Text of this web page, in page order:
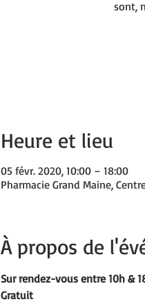
sont,
Heure et lieu
05 févr. 2020, 10:00 – 18:00
Pharmacie Grand Maine,
À propos de
Sur rendez-vous entre 10h &
Gratuit